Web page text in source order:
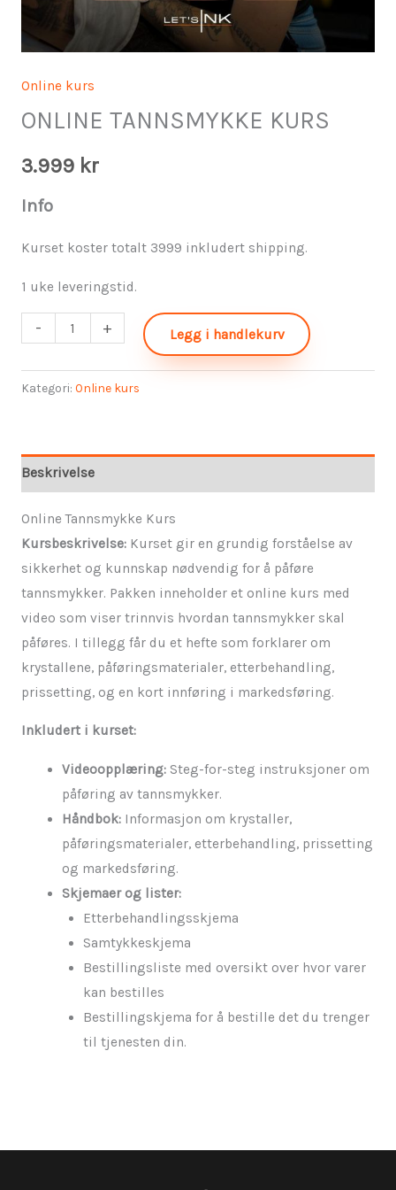
Online kurs
ONLINE TANNSMYKKE KURS
3.999 kr
Info
Kurset koster totalt 3999 inkludert shipping.
1 uke leveringstid.
- + Legg i handlekurv
Kategori: Online kurs
Beskrivelse
Online Tannsmykke Kurs
Kursbeskrivelse:Kurset gir en grundig forståelse av
sikkerhet og kunnskap nødvendig for å påføre
tannsmykker. Pakken inneholder et online kurs med
video som viser trinnvis hvordan tannsmykker skal
påføres. I tillegg får du et hefte som forklarer om
krystallene, påføringsmaterialer, etterbehandling,
prissetting, og en kort innføring i markedsføring.
Inkludert i kurset:
Videoopplæring: Steg-for-steg instruksjoner om
påføring av tannsmykker.
Håndbok: Informasjon om krystaller,
påføringsmaterialer, etterbehandling, prissetting
og markedsføring.
Skjemaer og lister:
Etterbehandlingsskjema
Samtykkeskjema
Bestillingsliste med oversikt over hvor varer
kan bestilles
Bestillingskjema for å bestille det du trenger
til tjenesten din.